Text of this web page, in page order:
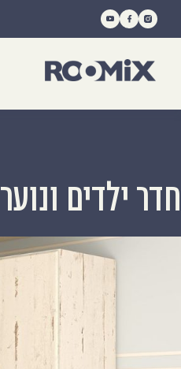
חדר ילדים ונוער